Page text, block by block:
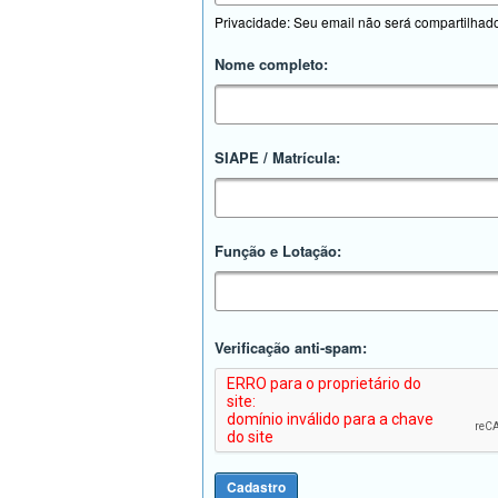
Privacidade: Seu email não será
Nome completo:
SIAPE / Matrícula:
Função e Lotação:
Verificação anti-spam: